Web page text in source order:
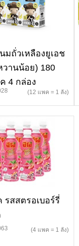
มถั่วเหลืองยูเอช
านน้อย) 180
4 กล่อง
(12 แพค = 1 ลัง)
รสสตรอเบอร์รี่
(4 แพค = 1 ลัง)